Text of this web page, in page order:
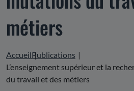
métiers
AccueilPublications
L’enseignement supérieur et la
du travail et des métiers